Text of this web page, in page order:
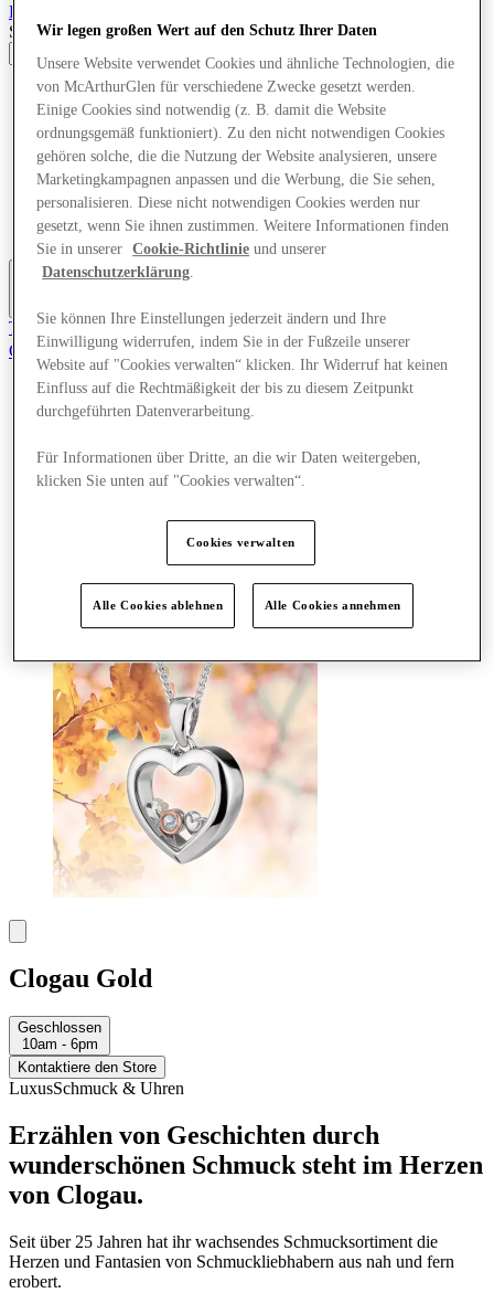
Bridgend
Search input
Geschäfte
Angebote
Planen Sie Ihren Besuch
Was läuft
Essen & Trinken
Dienstleistungen
Geschenkkarten
Mittelkarte
Tritt dem Club bei.
Gerettet
de
Geschäfte
Was läuft
Essen & Trinken
Clogau Gold
Geschlossen
10am - 6pm
Kontaktiere den Store
LuxusSchmuck & Uhren
Erzählen von Geschichten durch
wunderschönen Schmuck steht im Herzen
von Clogau.
Seit über 25 Jahren hat ihr wachsendes Schmucksortiment die
Herzen und Fantasien von Schmuckliebhabern aus nah und fern
erobert.
Wir legen großen Wert auf den Schutz Ihrer Daten
Unsere Website verwendet Cookies und ähnliche Technologien, die
von McArthurGlen für verschiedene Zwecke gesetzt werden.
Einige Cookies sind notwendig (z. B. damit die Website
ordnungsgemäß funktioniert). Zu den nicht notwendigen Cookies
gehören solche, die die Nutzung der Website analysieren, unsere
Marketingkampagnen anpassen und die Werbung, die Sie sehen,
personalisieren. Diese nicht notwendigen Cookies werden nur
gesetzt, wenn Sie ihnen zustimmen. Weitere Informationen finden
Sie in unserer
Cookie-Richtlinie und unserer
Datenschutzerklärung
Sie können Ihre Einstellungen jederzeit ändern und Ihre
Einwilligung widerrufen, indem Sie in der Fußzeile unserer
Website auf "Cookies verwalten“ klicken. Ihr Widerruf hat keinen
Einfluss auf die Rechtmäßigkeit der bis zu diesem Zeitpunkt
durchgeführten Datenverarbeitung.
Für Informationen über Dritte, an die wir Daten weitergeben,
klicken Sie unten auf "Cookies verwalten“.
Cookies verwalten
Alle Cookies ablehnen Alle Cookies annehmen